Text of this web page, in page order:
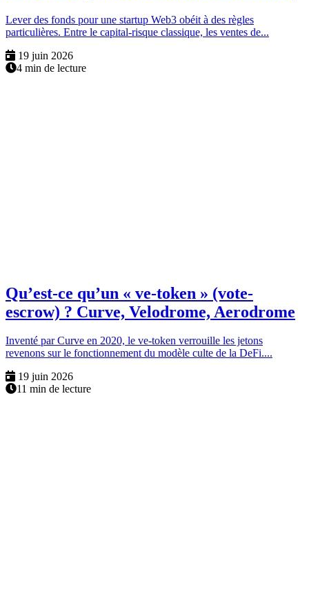
Lever des fonds pour une startup Web3 obéit à des règles
particulières. Entre le capital-risque classique, les ventes de...
19 juin 2026
4 min de lecture
Qu’est-ce qu’un « ve-token » (vote-
escrow) ? Curve, Velodrome, Aerodrome
Inventé par Curve en 2020, le ve-token verrouille les jetons
revenons sur le fonctionnement du modèle culte de la DeFi....
19 juin 2026
11 min de lecture